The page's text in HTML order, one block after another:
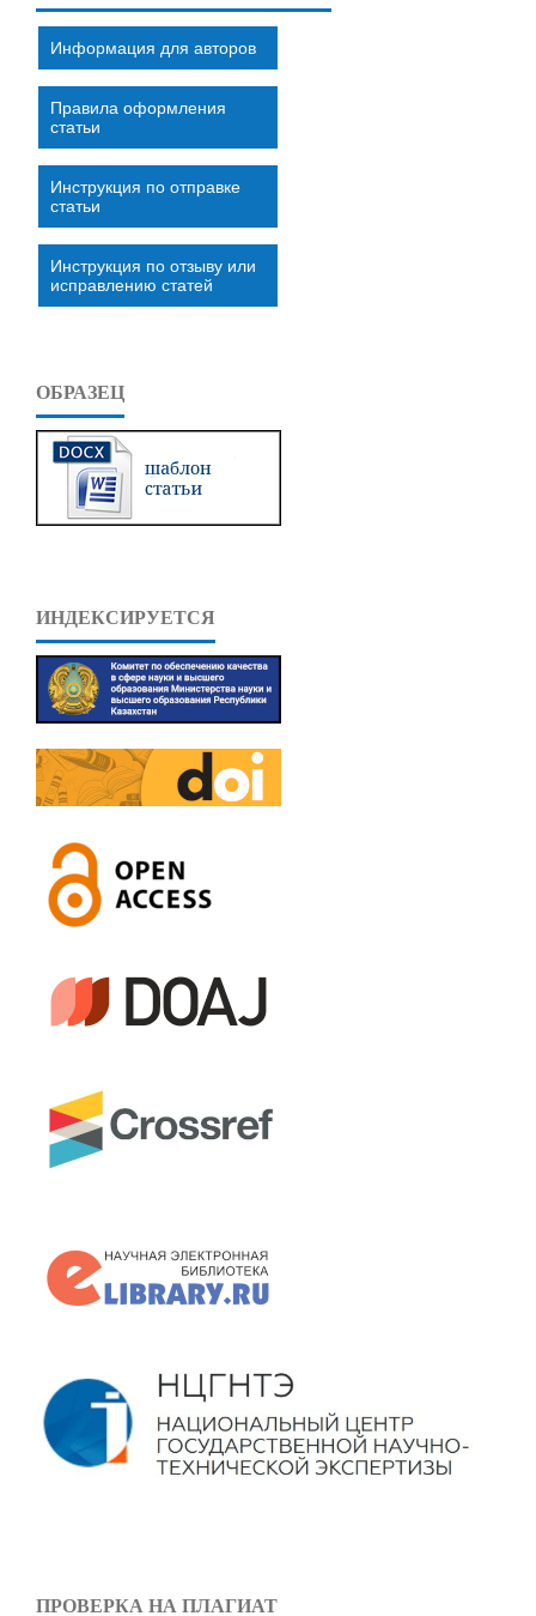
Информация для авторов
Правила оформления
статьи
Инструкция по отправке
статьи
Инструкция по отзыву или
исправлению статей
ОБРАЗЕЦ
ИНДЕКСИРУЕТСЯ
ПРОВЕРКА НА ПЛАГИАТ